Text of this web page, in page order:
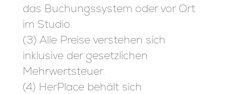
das Buchungssystem oder vor Ort
im Studio.
(3) Alle Preise verstehen sich
inklusive der gesetzlichen
Mehrwertsteuer.
(4) HerPlace behält sich